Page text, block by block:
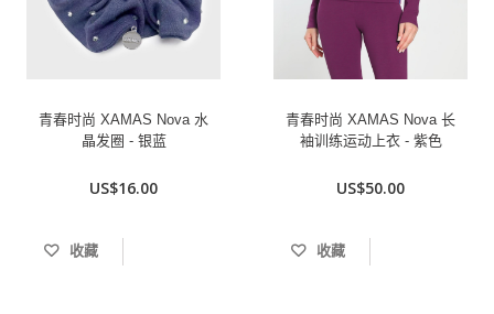
青春时尚 XAMAS Nova 水
晶发圈 - 银蓝
US$16.00
收藏
青春时尚 XAMAS Nova 长
袖训练运动上衣 - 紫色
US$50.00
收藏